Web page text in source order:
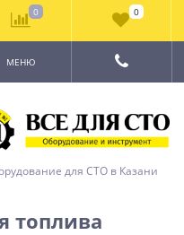
для СТО в Казани
МЕНЮ
топлива
0 0